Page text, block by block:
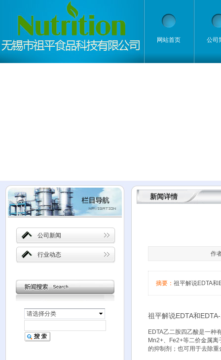
网站首页 公司
新闻详情
请选择分类
公司新闻
行业动态 作
摘要： 祖平解说EDTA和
祖平解说EDTA和
EDTA乙二胺四乙酸是一种
Mn2+、Fe2+等二价金属
的抑制剂；也可用于去除